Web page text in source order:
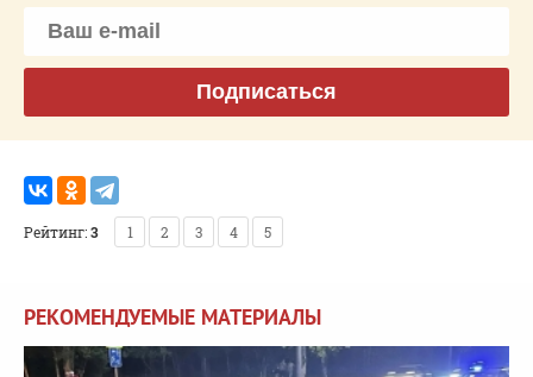
Подписаться
Рейтинг:3 1 2 3 4 5
РЕКОМЕНДУЕМЫЕ МАТЕРИАЛЫ